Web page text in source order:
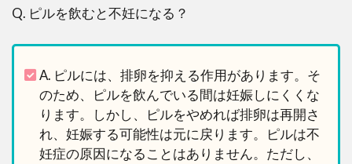
Q. ピルを飲むと不妊になる？
A. ピルには、排卵を抑える作用があります。そ
のため、ピルを飲んでいる間は妊娠しにくくな
ります。しかし、ピルをやめれば排卵は再開さ
れ、妊娠する可能性は元に戻ります。ピルは不
妊症の原因になることはありません。ただし、